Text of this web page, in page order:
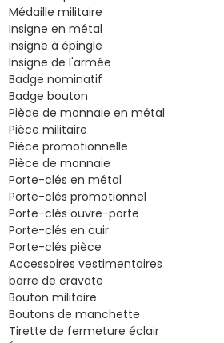
Médaille militaire
Insigne en métal
insigne à épingle
Insigne de l'armée
Badge nominatif
Badge bouton
Pièce de monnaie en métal
Pièce militaire
Pièce promotionnelle
Pièce de monnaie
Porte-clés en métal
Porte-clés promotionnel
Porte-clés ouvre-porte
Porte-clés en cuir
Porte-clés pièce
Accessoires vestimentaires
barre de cravate
Bouton militaire
Boutons de manchette
Tirette de fermeture éclair